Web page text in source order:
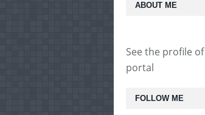
FOLLOW ME
ABOUT ME
See the profile of
portal